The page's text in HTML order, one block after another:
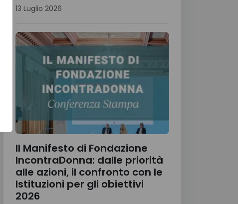
13 Luglio 2026
Il Manifesto di Fondazione
IncontraDonna: dalle priorità
alle azioni, il confronto con le
Istituzioni per gli obiettivi
2026